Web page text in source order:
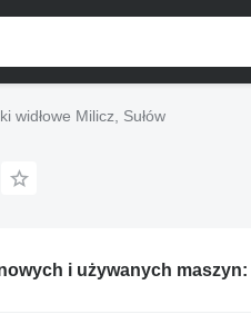
widłowe Milicz, Sułów
i używanych maszyn: